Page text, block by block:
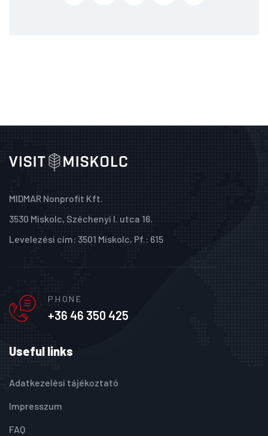
MIDMAR Nonprofit Kft.
3530 Miskolc, Széchenyi I. utca 16.
Levelezési cím: 3501 Miskolc, Pf.: 615
PHONE
+36 46 350 425
Useful links
Adatkezelési tájékoztató
Impresszum
FAQ